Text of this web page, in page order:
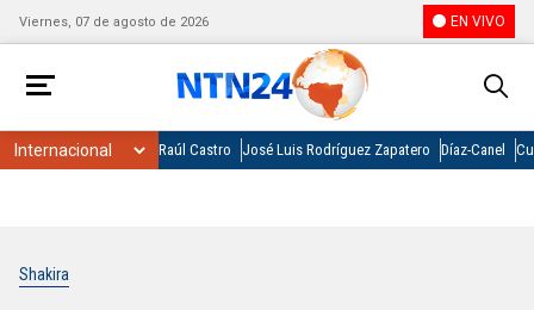
Viernes, 07 de agosto de 2026 EN VIVO
Raúl Castro José Luis Rodríguez Zapatero Díaz-Canel
Shakira